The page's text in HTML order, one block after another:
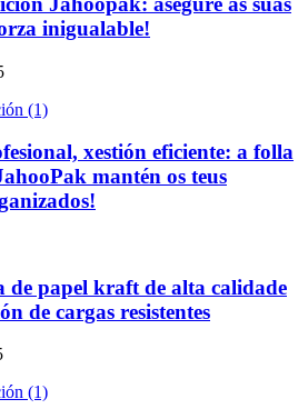
inigualable!
xestión eficiente: a folla
mantén os teus
de papel kraft de alta calidade
de cargas resistentes